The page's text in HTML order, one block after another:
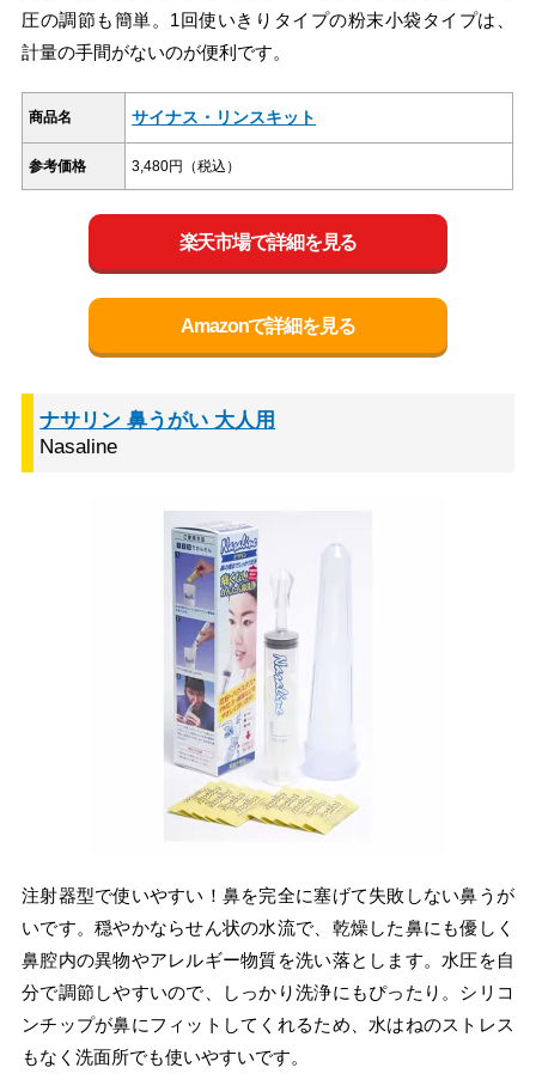
圧の調節も簡単。1回使いきりタイプの粉末小袋タイプは、
計量の手間がないのが便利です。
商品名 サイナス・リンスキット
参考価格 3,480円（税込）
楽天市場で詳細を見る
Amazonで詳細を見る
ナサリン 鼻うがい 大人用
Nasaline
注射器型で使いやすい！鼻を完全に塞げて失敗しない鼻うが
いです。穏やかならせん状の水流で、乾燥した鼻にも優しく
鼻腔内の異物やアレルギー物質を洗い落とします。水圧を自
分で調節しやすいので、しっかり洗浄にもぴったり。シリコ
ンチップが鼻にフィットしてくれるため、水はねのストレス
もなく洗面所でも使いやすいです。